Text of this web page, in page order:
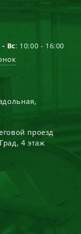
Вс: 10:00 - 16:00
проезд
4 этаж